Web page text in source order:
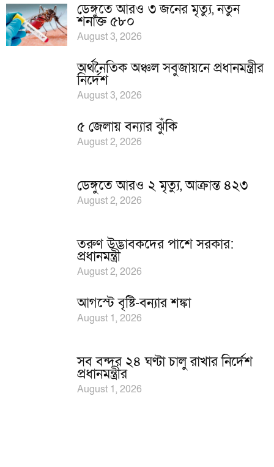
ডেঙ্গুতে আরও ৩ জনের মৃত্যু, নতুন
শনাক্ত ৫৮০
August 3, 2026
অর্থনৈতিক অঞ্চল সবুজায়নে প্রধানমন্ত্রীর
নির্দেশ
August 3, 2026
৫ জেলায় বন্যার ঝুঁকি
August 2, 2026
ডেঙ্গুতে আরও ২ মৃত্যু, আক্রান্ত ৪২৩
August 2, 2026
তরুণ উদ্ভাবকদের পাশে সরকার:
প্রধানমন্ত্রী
August 2, 2026
আগস্টে বৃষ্টি-বন্যার শঙ্কা
August 1, 2026
সব বন্দর ২৪ ঘণ্টা চালু রাখার নির্দেশ
প্রধানমন্ত্রীর
August 1, 2026